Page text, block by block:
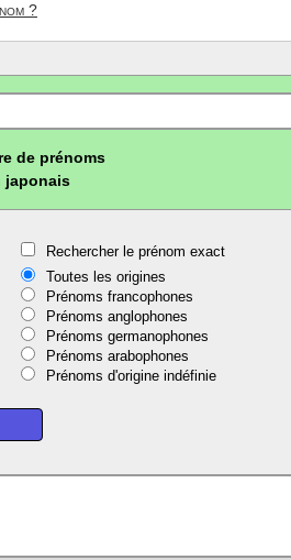
?
de prénoms
japonais
Rechercher le prénom exact
Toutes les origines
Prénoms francophones
Prénoms anglophones
Prénoms germanophones
Prénoms arabophones
Prénoms d'origine indéfinie